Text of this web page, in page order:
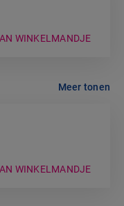
WINKELMANDJE
WINKELMANDJE
Meer tonen